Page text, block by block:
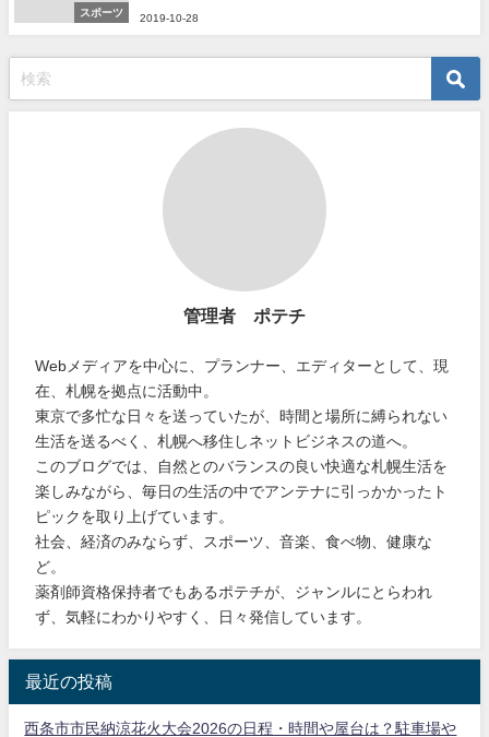
スポーツ
2019-10-28
管理者 ポテチ
Webメディアを中心に、プランナー、エディターとして、現
在、札幌を拠点に活動中。
東京で多忙な日々を送っていたが、時間と場所に縛られない
生活を送るべく、札幌へ移住しネットビジネスの道へ。
このブログでは、自然とのバランスの良い快適な札幌生活を
楽しみながら、毎日の生活の中でアンテナに引っかかったト
ピックを取り上げています。
社会、経済のみならず、スポーツ、音楽、食べ物、健康な
ど。
薬剤師資格保持者でもあるポテチが、ジャンルにとらわれ
ず、気軽にわかりやすく、日々発信しています。
最近の投稿
西条市市民納涼花火大会2026の日程・時間や屋台は？駐車場や